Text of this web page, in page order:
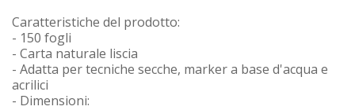
Caratteristiche del prodotto:
- 150 fogli
- Carta naturale liscia
- Adatta per tecniche secche, marker a base d'acqua e
acrilici
- Dimensioni: